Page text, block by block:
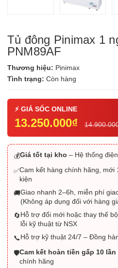
Tủ đông Pinimax 1
PNM89AF
Thương hiệu: Pinimax
Tình trạng: Còn hàng
13.250.000₫
💰Giá tốt tại kho – Hệ thống
✅Cam kết hàng chính hãng, mới
kiện
🚚Giao nhanh 2–6h, miễn phí
(Không áp dụng đối với hàng
🔄Hỗ trợ đổi mới hoặc thay thế
lỗi kỹ thuật từ NSX
📞Hỗ trợ kỹ thuật 24/7 – Đồng
🛡️Cam kết hoàn tiền gấp 10 lần
chính hãng